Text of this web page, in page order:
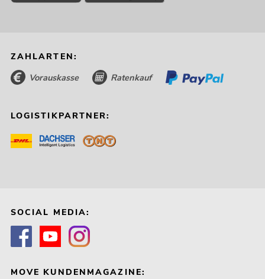
ZAHLARTEN:
Vorauskasse Ratenkauf
LOGISTIKPARTNER:
SOCIAL MEDIA:
MOVE KUNDENMAGAZINE: